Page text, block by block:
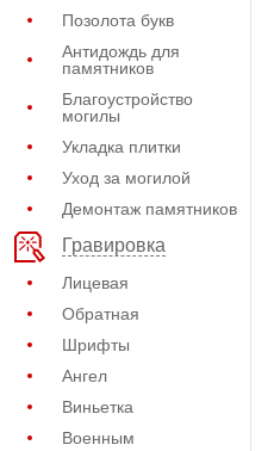
Позолота букв
Антидождь для
памятников
Благоустройство
могилы
Укладка плитки
Уход за могилой
Демонтаж памятников
Гравировка
Лицевая
Обратная
Шрифты
Ангел
Виньетка
Военным